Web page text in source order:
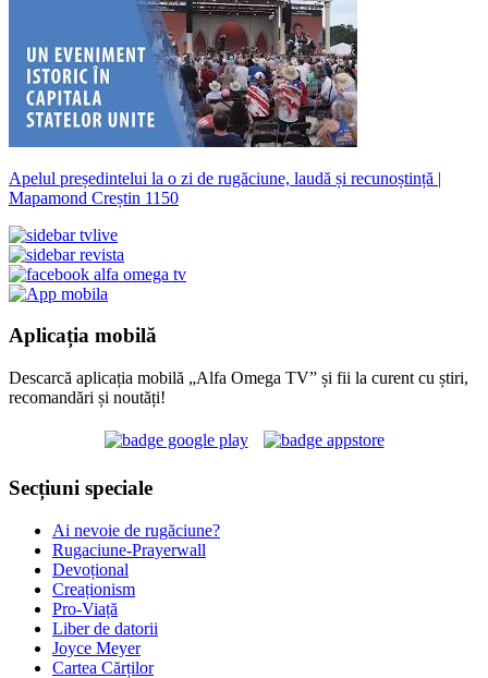
Apelul președintelui la o zi de rugăciune, laudă și recunoștință |
Mapamond Creștin 1150
Aplicația mobilă
Descarcă aplicația mobilă „Alfa Omega TV” și fii la curent cu știri,
recomandări și noutăți!
Secțiuni speciale
Ai nevoie de rugăciune?
Rugaciune-Prayerwall
Devoțional
Creaționism
Pro-Viață
Liber de datorii
Joyce Meyer
Cartea Cărților